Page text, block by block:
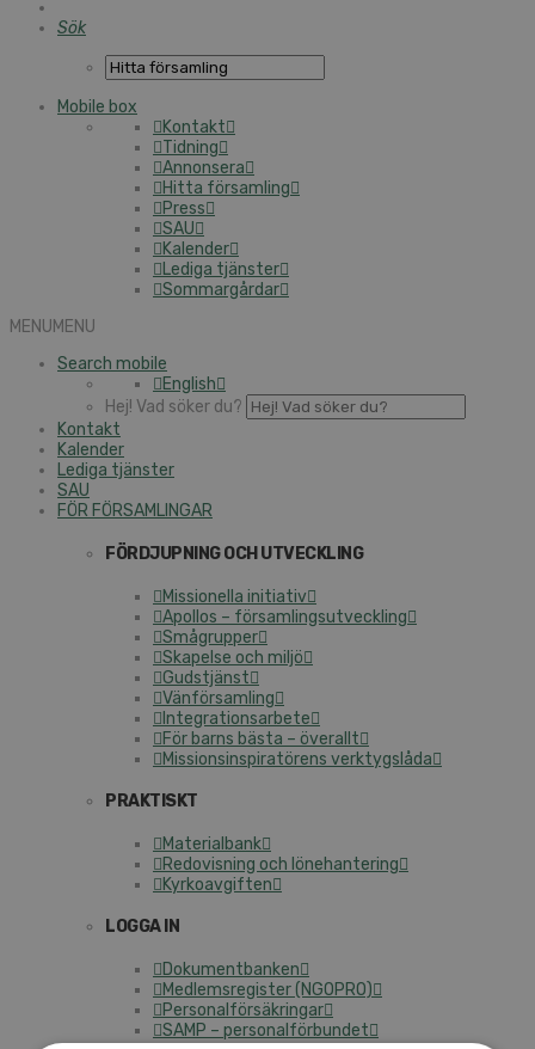
Sök
Mobile box
Kontakt
Tidning
Annonsera
Hitta församling
Press
SAU
Kalender
Lediga tjänster
Sommargårdar
MENUMENU
Search mobile
English
Hej! Vad söker du?
Kontakt
Kalender
Lediga tjänster
SAU
FÖR FÖRSAMLINGAR
FÖRDJUPNING OCH UTVECKLING
Missionella initiativ
Apollos – församlingsutveckling
Smågrupper
Skapelse och miljö
Gudstjänst
Vänförsamling
Integrationsarbete
För barns bästa – överallt
Missionsinspiratörens verktygslåda
PRAKTISKT
Materialbank
Redovisning och lönehantering
Kyrkoavgiften
LOGGA IN
Dokumentbanken
Medlemsregister (NGOPRO)
Personalförsäkringar
SAMP – personalförbundet